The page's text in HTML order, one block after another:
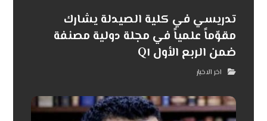
تدريسي في كلية الصيدلة يشارك
مقوّماً علمياً في مجلة دولية مصنفة
ضمن الربع الأول Q١
اخر الاخبار